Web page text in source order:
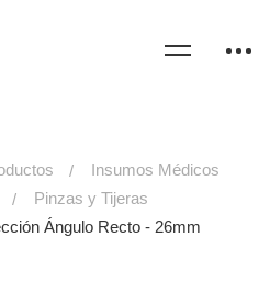
Insumos Médicos
Pinzas y Tijeras
Ángulo Recto - 26mm